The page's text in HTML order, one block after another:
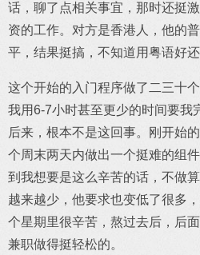
话，聊了点相关事宜，那时还挺
资的工作。对方是香港人，他的
平，结果挺搞，不知道用粤语好还
这个开始的入门程序做了二三十
我用6-7小时甚至更少的时间要我
后来，根本不是这回事。刚开始
个周末两天内做出一个挺难的组
到我想要是这么辛苦的话，不做
越来越少，他要求也变低了很多
个星期里很辛苦，熬过去后，后
兼职做得挺轻松的。